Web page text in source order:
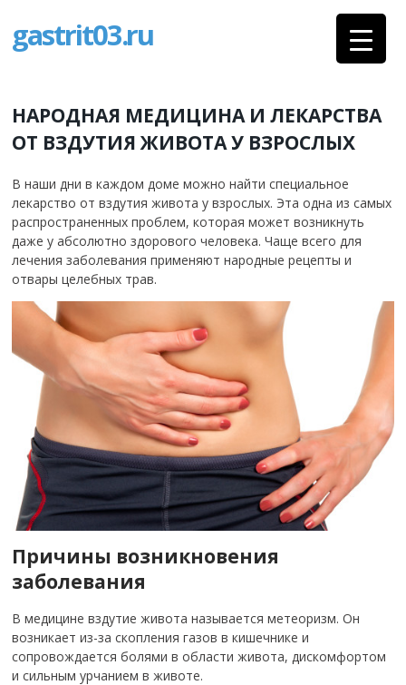
gastrit03.ru
НАРОДНАЯ МЕДИЦИНА И ЛЕКАРСТВА
ОТ ВЗДУТИЯ ЖИВОТА У ВЗРОСЛЫХ
В наши дни в каждом доме можно найти специальное
лекарство от вздутия живота у взрослых. Эта одна из самых
распространенных проблем, которая может возникнуть
даже у абсолютно здорового человека. Чаще всего для
лечения заболевания применяют народные рецепты и
отвары целебных трав.
Причины возникновения
заболевания
В медицине вздутие живота называется метеоризм.Он
возникает из-за скопления газов в кишечнике и
сопровождается болями в области живота, дискомфортом
и сильным урчанием в животе.